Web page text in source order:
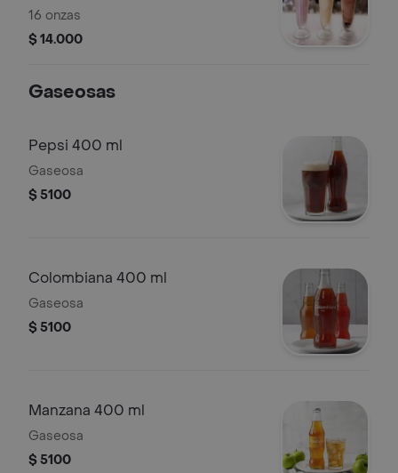
16 onzas
$ 14.000
Gaseosas
Pepsi 400 ml
Gaseosa
$ 5100
Colombiana 400 ml
Gaseosa
$ 5100
Manzana 400 ml
Gaseosa
$ 5100